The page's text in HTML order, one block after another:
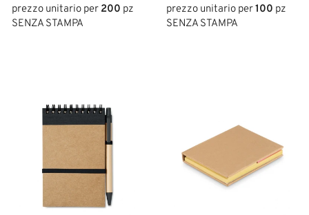
prezzo unitario per200 pz
SENZA STAMPA
prezzo unitario per100 pz
SENZA STAMPA